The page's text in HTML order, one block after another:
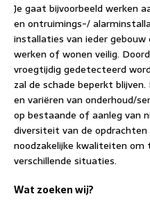
Je gaat bijvoorbeeld werken
en ontruimings-/
installaties van ieder gebouw
werken of wonen veilig.
vroegtijdig gedetecteerd
zal de schade beperkt
en variëren van onderhoud/
op bestaande of aanleg van
diversiteit van de
noodzakelijke kwaliteiten om
verschillende situaties.
Wat zoeken wij?